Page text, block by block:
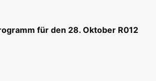
für den 28. Oktober R012